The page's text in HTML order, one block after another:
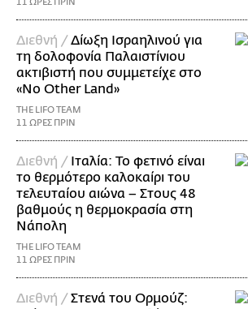
11 ΩΡΕΣ ΠΡΙΝ
Διεθνή /Δίωξη Ισραηλινού για
τη δολοφονία Παλαιστίνιου
ακτιβιστή που συμμετείχε στο
«No Other Land»
THE LIFO TEAM
11 ΩΡΕΣ ΠΡΙΝ
Διεθνή / Ιταλία: Το φετινό είναι
το θερμότερο καλοκαίρι του
τελευταίου αιώνα – Στους 48
βαθμούς η θερμοκρασία στη
Νάπολη
THE LIFO TEAM
11 ΩΡΕΣ ΠΡΙΝ
Διεθνή /Στενά του Ορμούζ: